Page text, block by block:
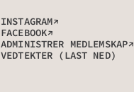
INSTAGRAM→
FACEBOOK→
ADMINISTRER MEDLEMSKAP→
VEDTEKTER (LAST NED)